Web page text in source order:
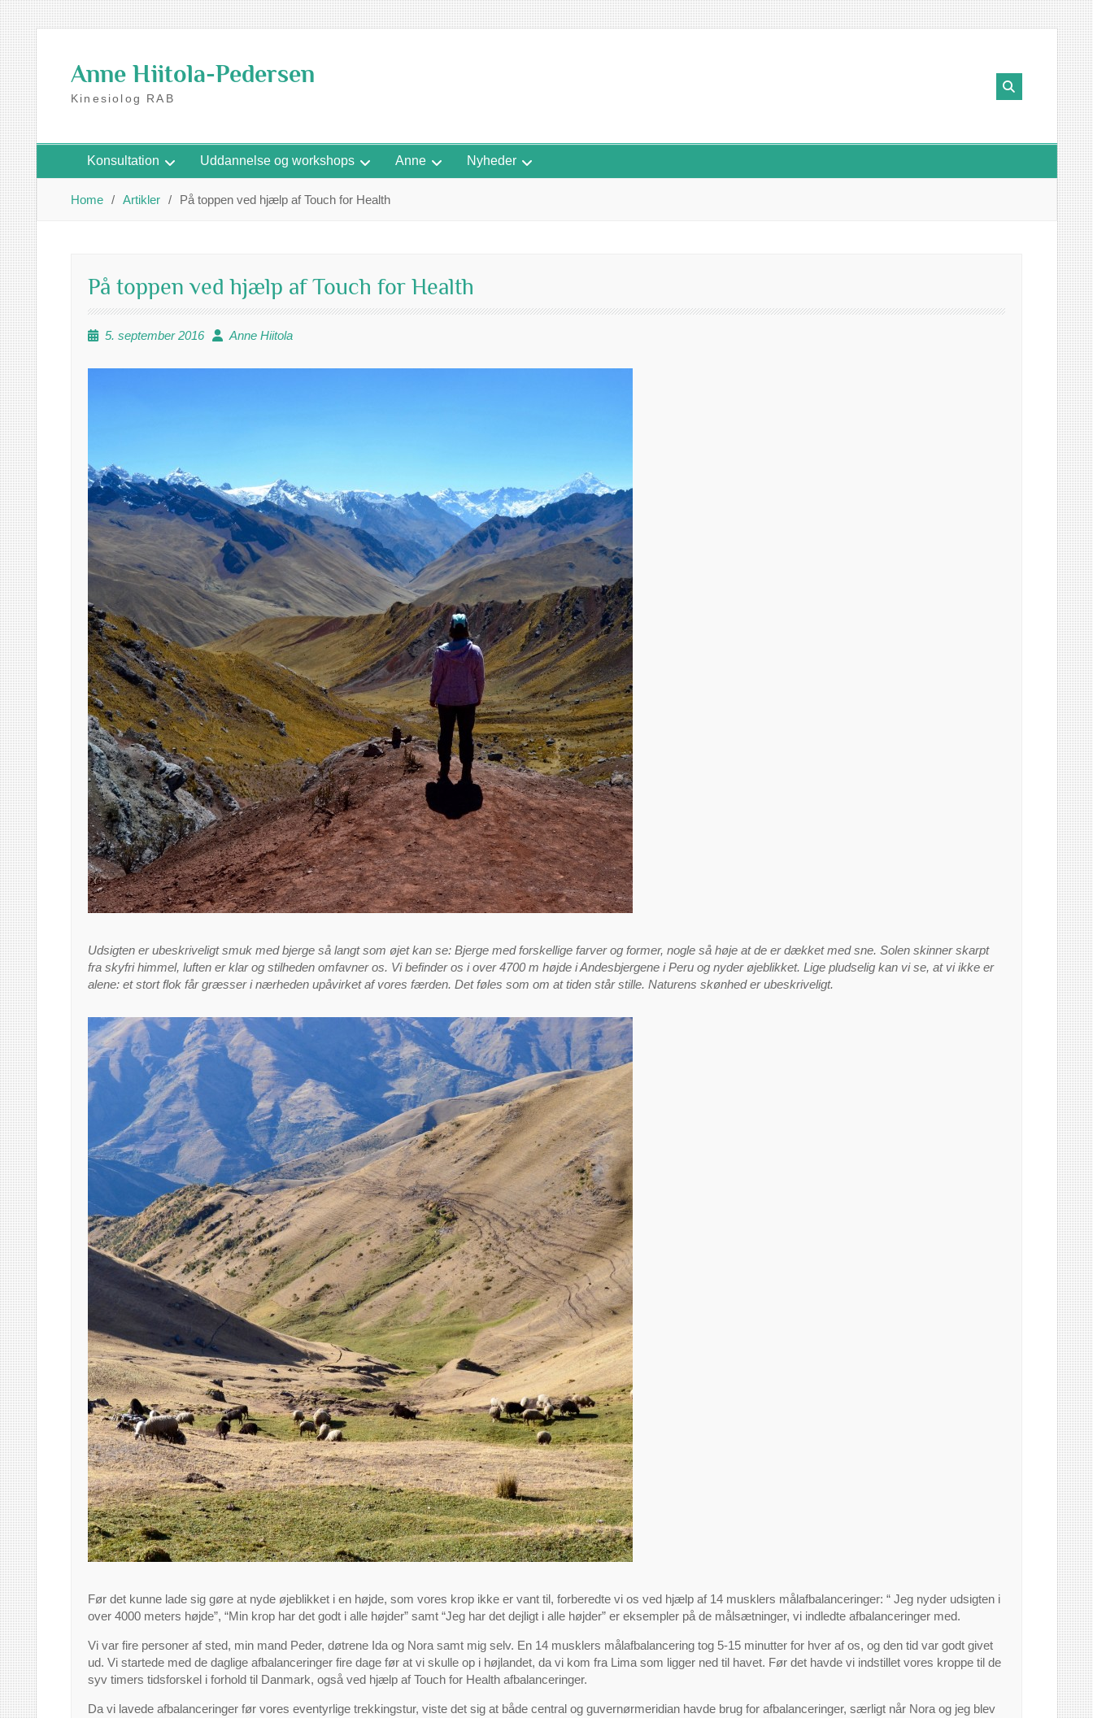
Skip
to
contentAnne Hiitola-Pedersen
Kinesiolog RAB
Konsultation Uddannelse og workshops Anne Nyheder
Home Artikler På toppen ved hjælp af Touch for Health
På toppen ved hjælp af Touch for Health
5. september 2016 Anne Hiitola
Udsigten er ubeskriveligt smuk med bjerge så langt som øjet kan se: Bjerge med forskellige farver og former, nogle så høje at de er dækket med sne. Solen skinner skarpt
fra skyfri himmel, luften er klar og stilheden omfavner os. Vi befinder os i over 4700 m højde i Andesbjergene i Peru og nyder øjeblikket. Lige pludselig kan vi se, at vi ikke er
alene: et stort flok får græsser i nærheden upåvirket af vores færden. Det føles som om at tiden står stille. Naturens skønhed er ubeskriveligt.
Før det kunne lade sig gøre at nyde øjeblikket i en højde, som vores krop ikke er vant til, forberedte vi os ved hjælp af 14 musklers målafbalanceringer: “ Jeg nyder udsigten i
over 4000 meters højde”, “Min krop har det godt i alle højder” samt “Jeg har det dejligt i alle højder” er eksempler på de målsætninger, vi indledte afbalanceringer med.
Vi var fire personer af sted, min mand Peder, døtrene Ida og Nora samt mig selv. En 14 musklers målafbalancering tog 5-15 minutter for hver af os, og den tid var godt givet
ud. Vi startede med de daglige afbalanceringer fire dage før at vi skulle op i højlandet, da vi kom fra Lima som ligger ned til havet. Før det havde vi indstillet vores kroppe til de
syv timers tidsforskel i forhold til Danmark, også ved hjælp af Touch for Health afbalanceringer.
Da vi lavede afbalanceringer før vores eventyrlige trekkingstur, viste det sig at både central og guvernørmeridian havde brug for afbalanceringer, særligt når Nora og jeg blev